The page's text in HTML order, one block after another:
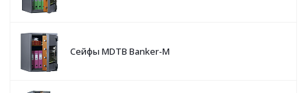
Сейфы MDTB Banker-M